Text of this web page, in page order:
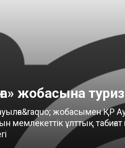
жобасына
жобасымен ҚР
мемлекеттік ұлттық